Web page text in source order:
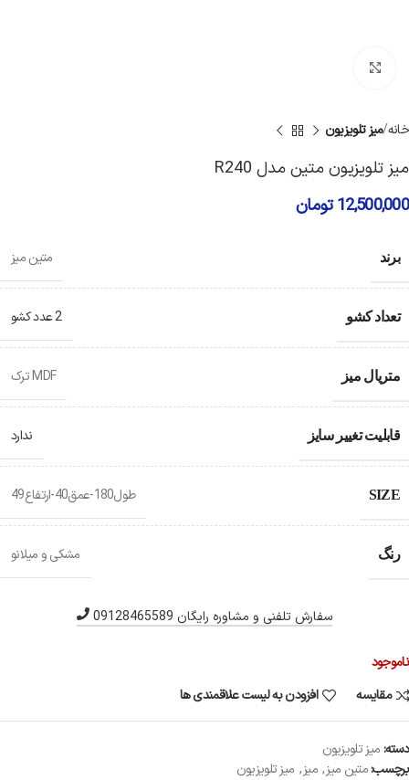
خانه میز تلویزیون
میز تلویزیون متین مدل R240
12,500,000تومان
برند متین میز
تعداد کشو 2 عدد کشو
متریال میز MDF ترک
قابلیت تغییر سایز ندارد
SIZE طول180-عمق40-ارتفاع49
رنگ مشکی و میلانو
سفارش تلفنی و مشاوره رایگان 09128465589
ناموجود
مقایسه
افزودن به لیست علاقمندی ها
دسته:میز تلویزیون
برچسب:متین میز, میز, میز تلویزیون